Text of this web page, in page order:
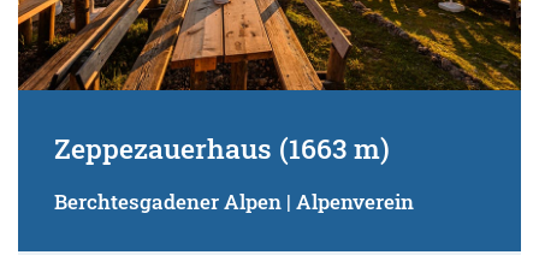
Zeppezauerhaus (1663 m)
Berchtesgadener Alpen | Alpenverein